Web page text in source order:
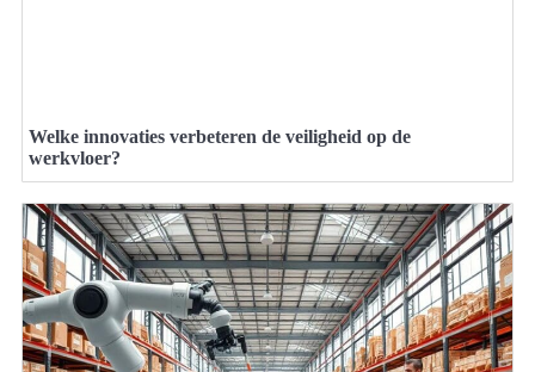
Welke innovaties verbeteren de veiligheid op de
werkvloer?